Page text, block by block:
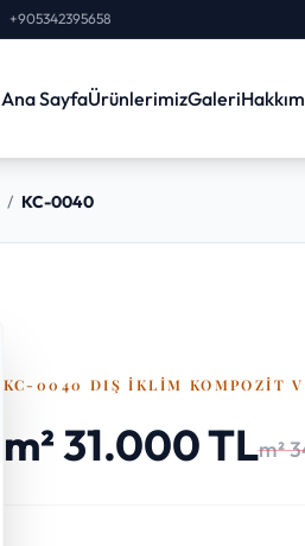
+905342395658
Ana SayfaÜrünlerimizGaleri
/ KC-0040
KC-0040 DIŞ İKLIM KOMPOZIT
m² 31.000 TLm²